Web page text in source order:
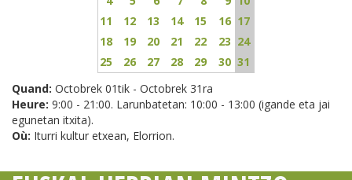
11
12 13 14 15 16 17
18
19 20 21 22 23 24
25
26 27 28 29 30 31
Quand: Octobrek 01tik - Octobrek 31ra
Heure: 9:00 - 21:00. Larunbatetan: 10:00 - 13:00 (igande eta jai
egunetan itxita).
Où: Iturri kultur etxean, Elorrion.